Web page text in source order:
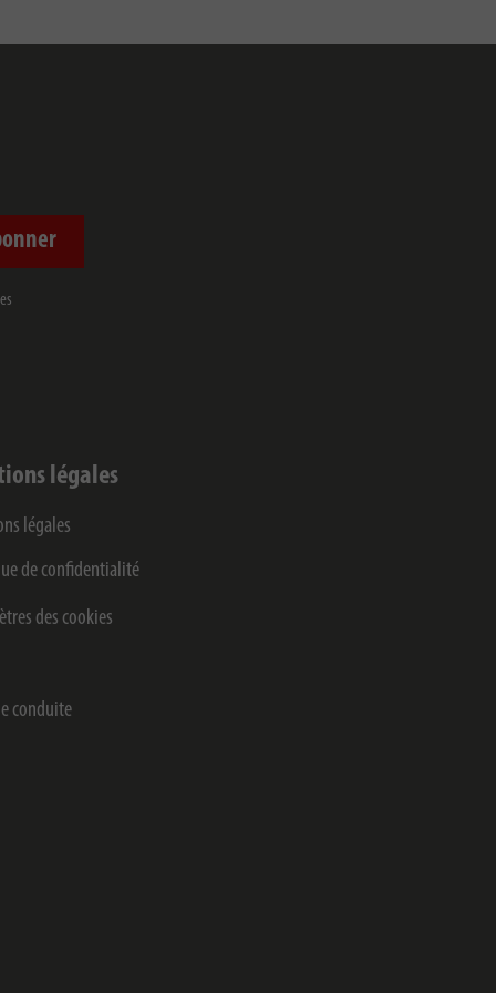
légales
légales
de confidentialité
des cookies
conduite